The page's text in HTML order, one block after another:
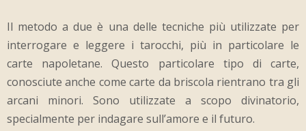
Il metodo a due è una delle tecniche più utilizzate per
interrogare e leggere i tarocchi, più in particolare le
carte napoletane. Questo particolare tipo di carte,
conosciute anche come carte da briscola rientrano tra gli
arcani minori. Sono utilizzate a scopo divinatorio,
specialmente per indagare sull’amore e il futuro.